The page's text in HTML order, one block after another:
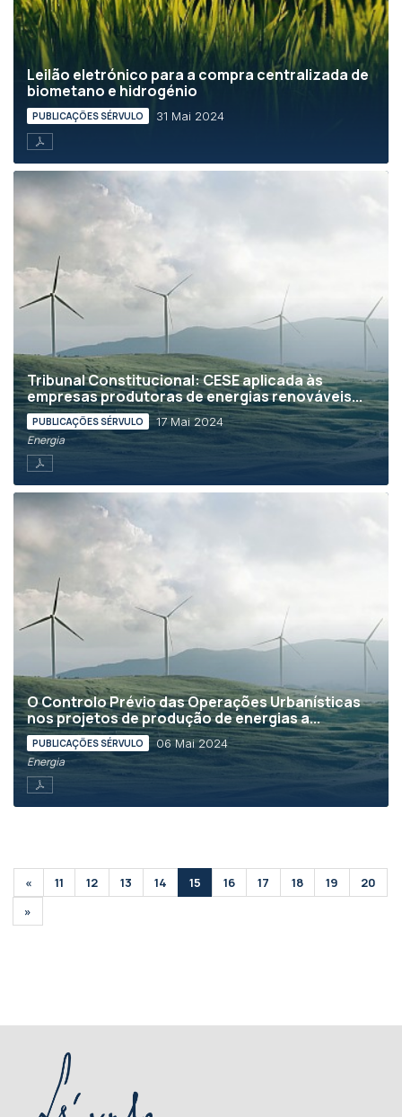
Leilão eletrónico para a compra centralizada de
biometano e hidrogénio
PUBLICAÇÕES SÉRVULO 31 Mai 2024
Tribunal Constitucional: CESE aplicada às
empresas produtoras de energias renováveis...
PUBLICAÇÕES SÉRVULO 17 Mai 2024
Energia
O Controlo Prévio das Operações Urbanísticas
nos projetos de produção de energias a...
PUBLICAÇÕES SÉRVULO 06 Mai 2024
Energia
« 11 12 13 14 15 16 17 18 19
20
»